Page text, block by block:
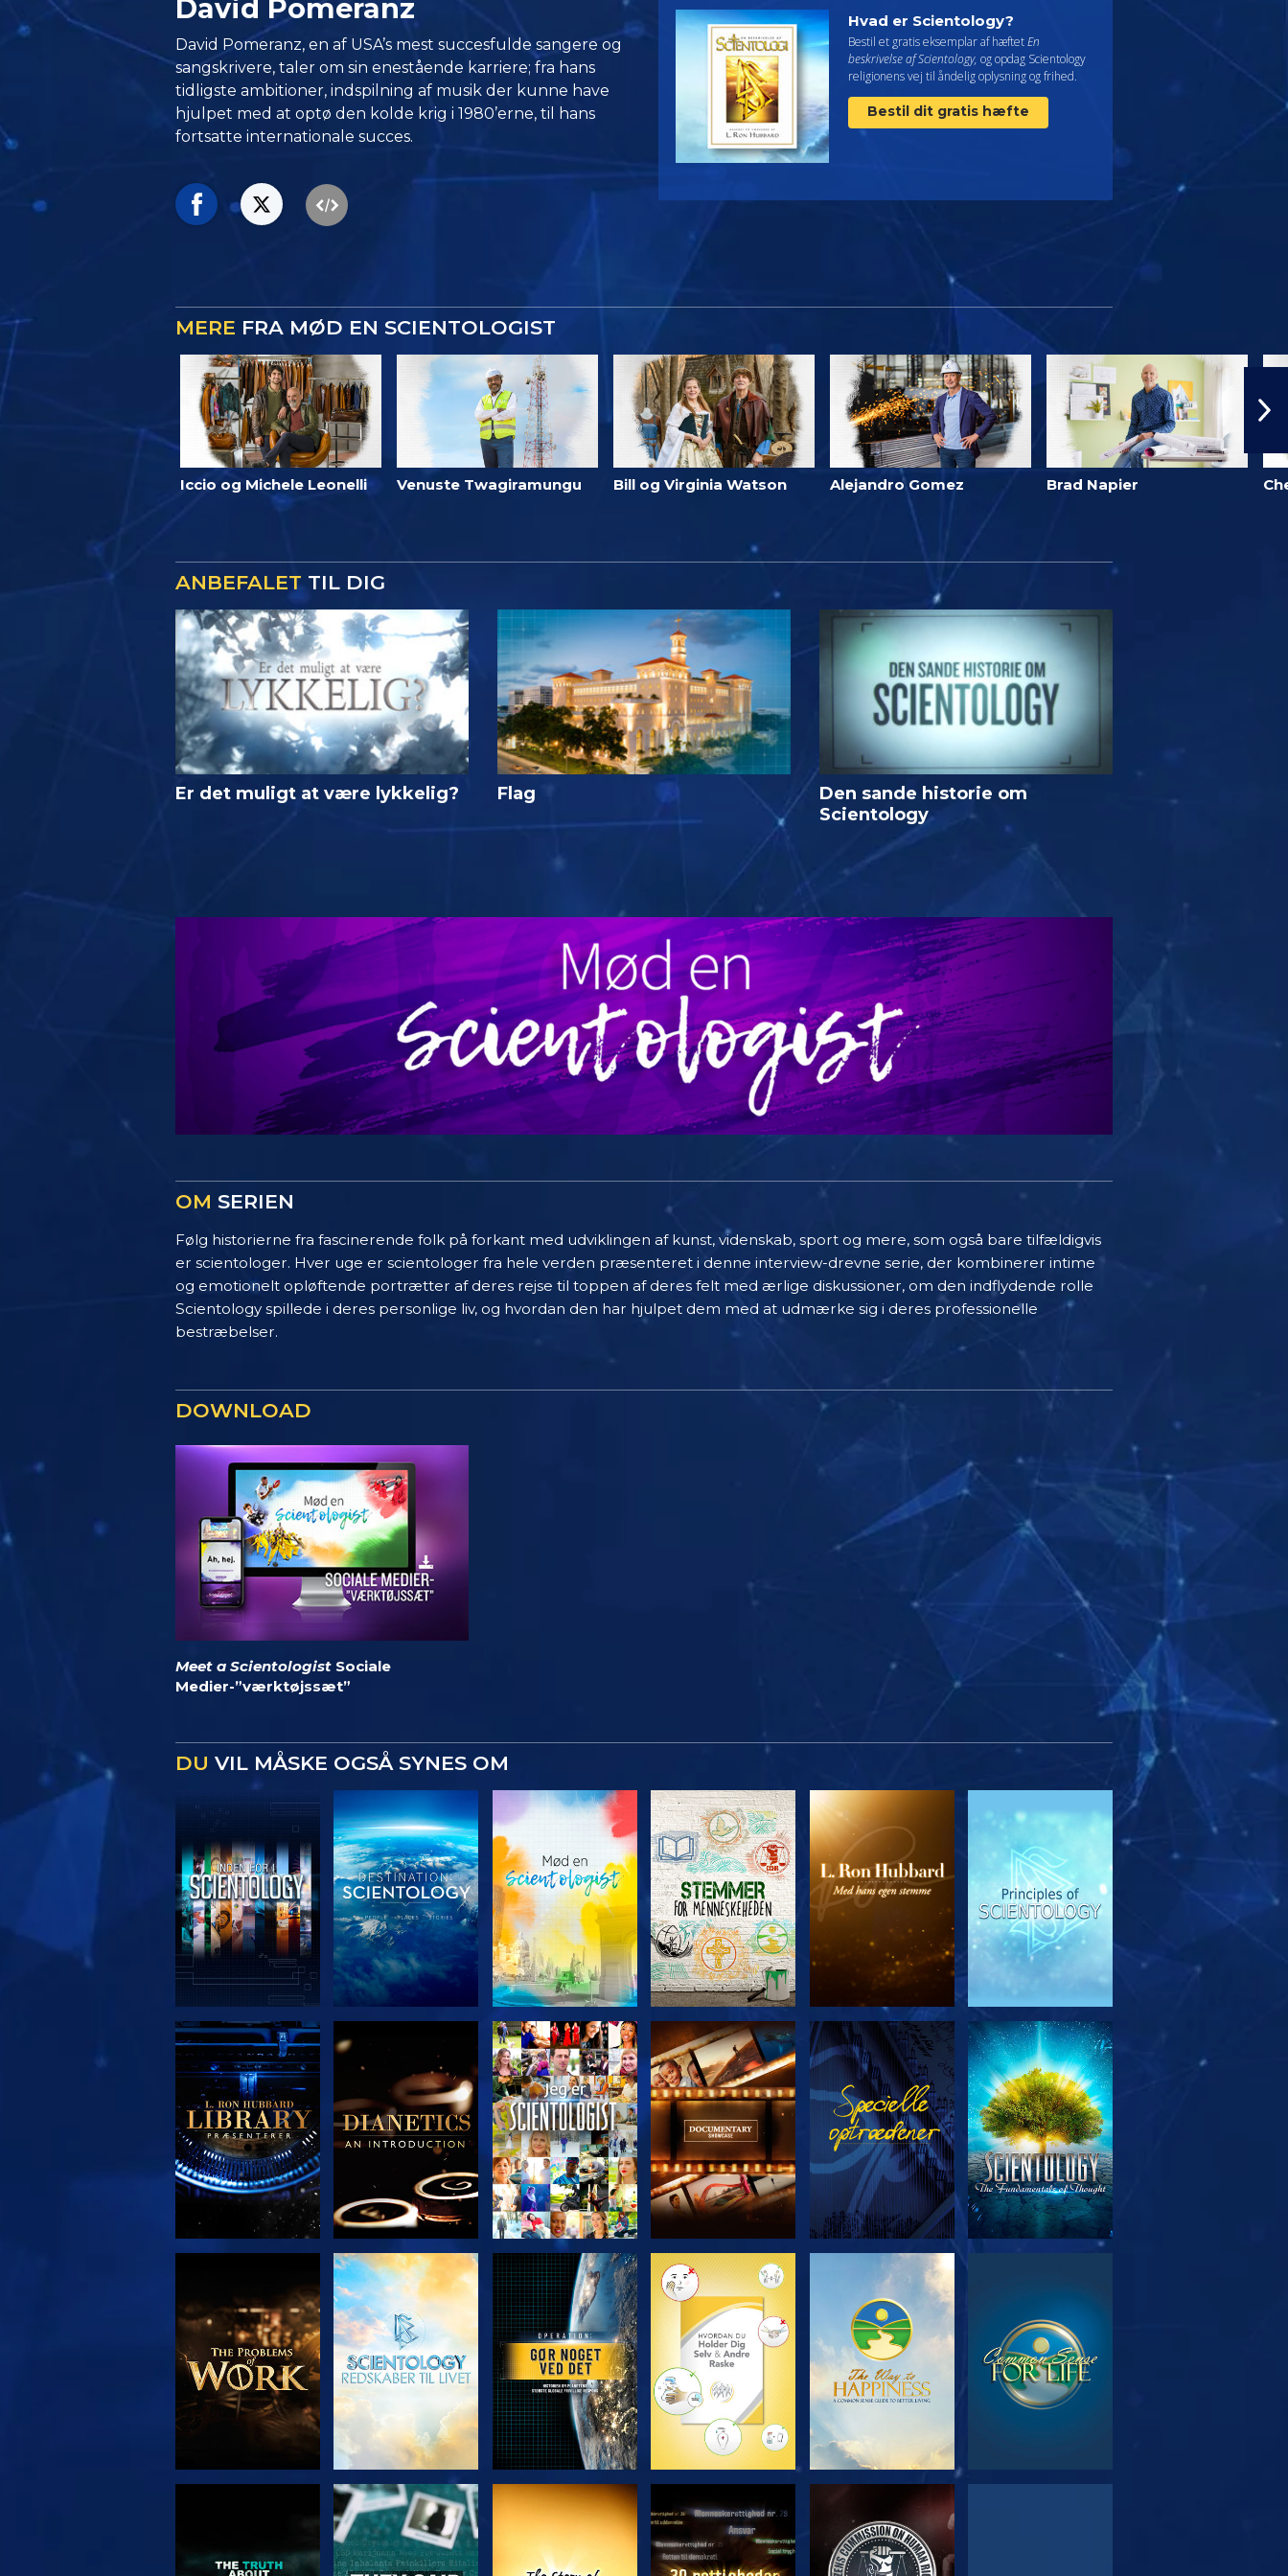
David Pomeranz
David Pomeranz, en af USA’s mest succesfulde sangere og
sangskrivere, taler om sin enestående karriere; fra hans
tidligste ambitioner, indspilning af musik der kunne have
hjulpet med at optø den kolde krig i 1980’erne, til hans
fortsatte internationale succes.
Hvad er Scientology?
Bestil et gratis eksemplar af hæftetEn
beskrivelse af Scientology, og opdag Scientology
religionens vej til åndelig oplysning og frihed.
Bestil dit gratis hæfte
MERE FRA MØD EN SCIENTOLOGIST
Iccio og Michele Leonelli Venuste Twagiramungu Bill og Virginia Watson Alejandro Gomez Brad Napier
ANBEFALETTIL DIG
Er det muligt at være lykkelig? Flag
Den sande historie om
Scientology
OM SERIEN
Følg historierne fra fascinerende folk på forkant med udviklingen af kunst, videnskab, sport og mere, som også bare tilfældigvis
er scientologer. Hver uge er scientologer fra hele verden præsenteret i denne interview-drevne serie, der kombinerer intime
og emotionelt opløftende portrætter af deres rejse til toppen af deres felt med ærlige diskussioner, om den indflydende rolle
Scientology spillede i deres personlige liv, og hvordan den har hjulpet dem med at udmærke sig i deres professionelle
bestræbelser.
DOWNLOAD
Meet a Scientologist Sociale
Medier-”værktøjssæt”
DU VIL MÅSKE OGSÅ SYNES OM
UDFORSK SERIEN UDFORSK SERIEN UDFORSK SERIEN UDFORSK SERIEN UDFORSK SERIEN SE
UDFORSK SERIEN SE UDFORSK SERIEN UDFORSK SERIEN UDFORSK SERIEN
SE SE SE